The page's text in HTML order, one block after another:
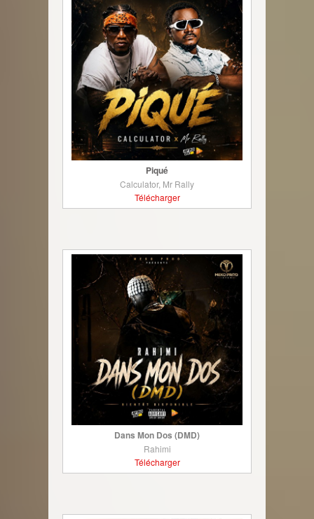
Piqué
Calculator, Mr Rally
Télécharger
Dans Mon Dos (DMD)
Rahimi
Télécharger